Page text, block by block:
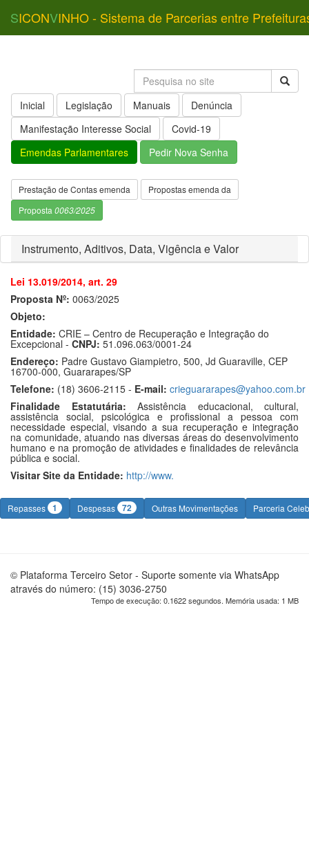
SICONVINHO - Sistema de Parcerias entre
Inicial Legislação Manuais
Denúncia
Manifestação Interesse Social
Covid-19
Emendas Parlamentares
Pedir Nova Senha
Prestação de Contas emenda
Propostas emenda da
Proposta 0063/2025
Instrumento, Aditivos, Data, Vigência e Valor
Lei 13.019/2014, art. 29
Proposta Nº: 0063/2025
Objeto:
Entidade: CRIE – Centro de Recuperação e Integração do
Excepcional - CNPJ: 51.096.063/0001-24
Endereço: Padre Gustavo Giampietro, 500, Jd Guaraville, CEP
16700-000, Guararapes/SP
Telefone: (18) 3606-2115 - E-mail: crieguararapes@yahoo.com.br
Finalidade Estatutária: Assistência educacional, cultural,
assistência social, psicológica e profissional a pessoa com
necessidade especial, visando a sua recuperação e integração
na comunidade, atuando nas diversas áreas do desenvolvimento
humano e na promoção de atividades e finalidades de relevância
pública e social.
Visitar Site da Entidade: http://www.
Repasses 1 Despesas 72 Outras Movimentações Parceria
© Plataforma Terceiro Setor - Suporte somente via WhatsApp
através do número: (15) 3036-2750
Tempo de execução: 0.1622 segundos. Memória usada: 1 MB